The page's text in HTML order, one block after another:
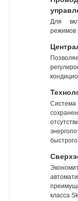
Для
режимов
класса